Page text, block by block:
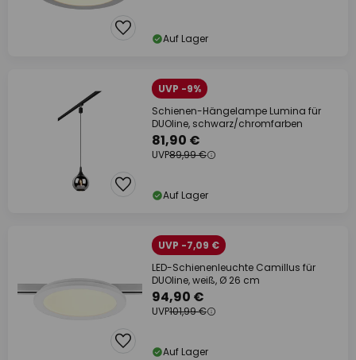
Auf Lager
UVP -9%
Schienen-Hängelampe Lumina für
DUOline, schwarz/chromfarben
81,90 €
UVP89,99 €
Auf Lager
UVP -7,09 €
LED-Schienenleuchte Camillus für
DUOline, weiß, Ø 26 cm
94,90 €
UVP101,99 €
Auf Lager